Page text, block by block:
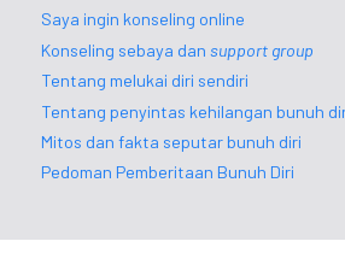
Saya ingin konseling online
Konseling sebaya dansupport group
Tentang melukai diri sendiri
Tentang penyintas kehilangan bunuh
Mitos dan fakta seputar bunuh diri
Pedoman Pemberitaan Bunuh Diri